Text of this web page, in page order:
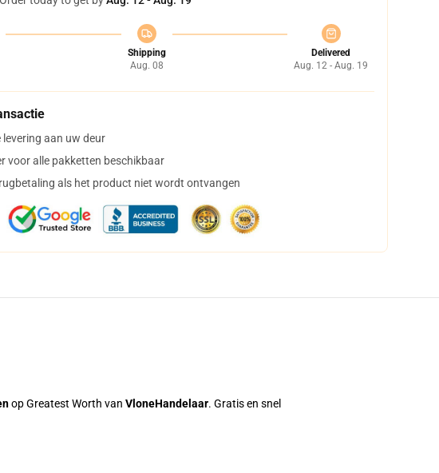
Shipping
Aug. 08
Delivered
Aug. 12 - Aug. 19
levering aan uw deur
voor alle pakketten beschikbaar
als het product niet wordt ontvangen
op Greatest Worth van VloneHandelaar. Gratis en snel